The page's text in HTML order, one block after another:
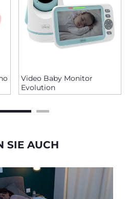
Video Baby Monitor
Evolution
SIE AUCH